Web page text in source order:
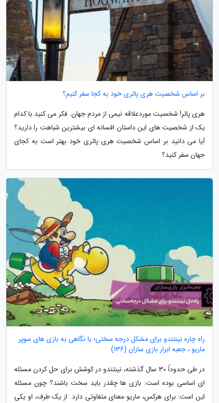
بر اساس شخصیت هری پاتری خود به کجا سفر کنیم؟
هری پاتر! شخصیت موردعلاقه نیمی از مردم جهان. فکر می کنید با کدام
یک از شخصیت های این داستان افسانه ای بیشترین شباهت را دارید؟
آیا می دانید بر اساس شخصیت هری پاتری خود بهتر است به کجای
جهان سفر کنید؟
راه چاره نینتندو برای مشکل درجه سختی؛ با نگاهی به بازی های سوپر
ماریو ، جعبه ابزار بازی سازان (136)
در طی حدوداً 30 سال گذشته، نینتندو در کوشش برای حل کردن مسئله
ای اساسی بوده است: بازی ها چقدر باید سخت باشند؟ چون مسئله
این است: برای هرکس، ماریو معنای متفاوتی دارد. از یک طرف، او یکی